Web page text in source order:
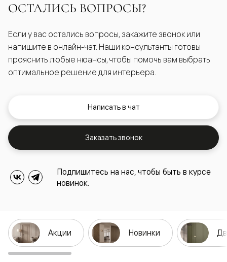
ОСТАЛИСЬ ВОПРОСЫ?
Если у вас остались вопросы, закажите звонок или
напишите в онлайн-чат. Наши консультанты готовы
прояснить любые нюансы, чтобы помочь вам выбрать
оптимальное решение для интерьера.
Написать в чат
Заказать звонок
Подпишитесь на нас, чтобы быть в курсе
новинок.
Акции Новинки